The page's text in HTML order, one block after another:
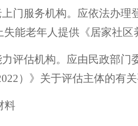
上门服务机构。应依法办理
失能老年人提供《居家社
评估机构。应由民政部
）》关于评估主体的
料